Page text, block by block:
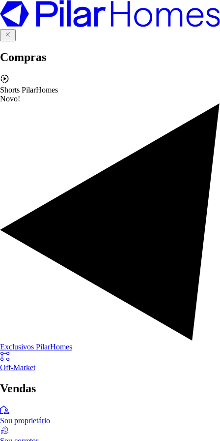
Compras
Shorts PilarHomes
Novo!
Exclusivos PilarHomes
Off-Market
Vendas
Sou proprietário